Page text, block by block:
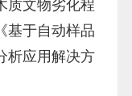
质文物劣化程
基于自动样品
析应用解决方